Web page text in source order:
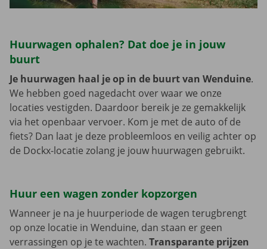
Huurwagen ophalen? Dat doe je in jouw
buurt
Je huurwagen haal je op in de buurt van Wenduine.
We hebben goed nagedacht over waar we onze
locaties vestigden. Daardoor bereik je ze gemakkelijk
via het openbaar vervoer. Kom je met de auto of de
fiets? Dan laat je deze probleemloos en veilig achter op
de Dockx-locatie zolang je jouw huurwagen gebruikt.
Huur een wagen zonder kopzorgen
Wanneer je na je huurperiode de wagen terugbrengt
op onze locatie in Wenduine, dan staan er geen
verrassingen op je te wachten. Transparante prijzen